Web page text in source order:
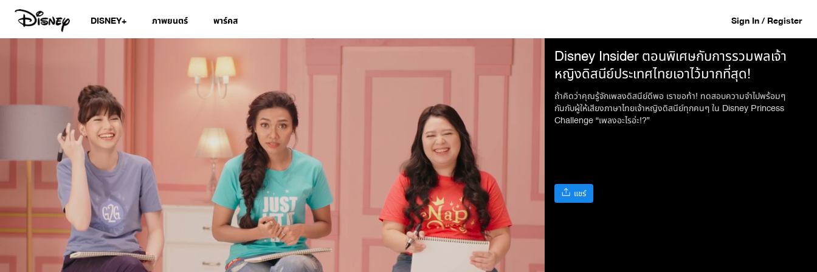
DISNEY+ ภาพยนตร์ พาร์คส Sign In / Register
Disney Insider ตอนพิเศษกับการรวมพลเจ้า
หญิงดิสนีย์ประเทศไทยเอาไว้มากที่สุด!
ถ้าคิดว่าคุณรู้จักเพลงดิสนีย์ดีพอ เราขอท้า! ทดสอบความจำไปพร้อมๆ
กันกับผู้ให้เสียงภาษาไทยเจ้าหญิงดิสนีย์ทุกคนๆ ใน Disney Princess
Challenge “เพลงอะไรอ่ะ!?”
แชร์